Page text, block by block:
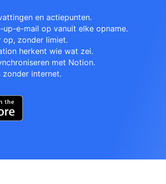
en actiepunten.
e-mail op vanuit elke opname.
op, zonder limiet.
herkent wie wat zei.
met Notion.
zonder internet.